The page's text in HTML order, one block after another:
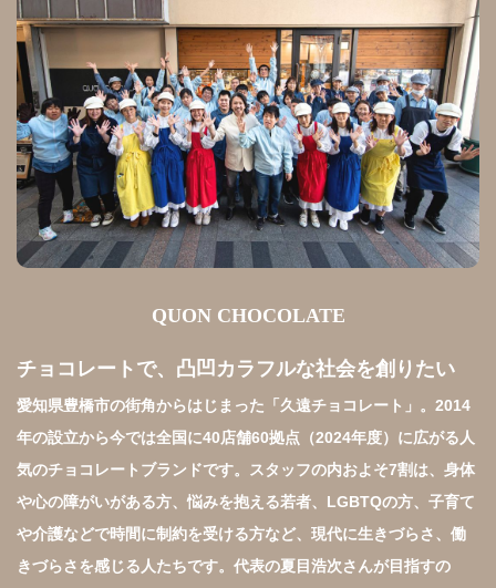
QUON CHOCOLATE
チョコレートで、凸凹カラフルな社会を創りたい
愛知県豊橋市の街角からはじまった「久遠チョコレート」。2014
年の設立から今では全国に40店舗60拠点（2024年度）に広がる人
気のチョコレートブランドです。スタッフの内およそ7割は、身体
や心の障がいがある方、悩みを抱える若者、LGBTQの方、子育て
や介護などで時間に制約を受ける方など、現代に生きづらさ、働
きづらさを感じる人たちです。代表の夏目浩次さんが目指すの